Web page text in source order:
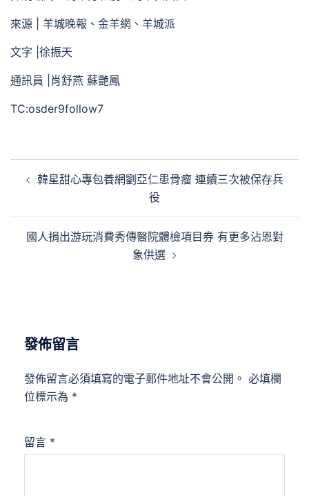
來源 | 羊城晚報、金羊網、羊城派
文字 |徐振天
通訊員 |肖舒燕 蘇艷鳳
TC:osder9follow7
韓星甜心專包養網劉亞仁患骨瘤 連續三次被保存兵
役
國人捐出游玩消費秀傳醫院體檢項目券 有更多沾恩對
象供選
發佈留言
發佈留言必須填寫的電子郵件地址不會公開。 必填欄
位標示為 *
留言 *